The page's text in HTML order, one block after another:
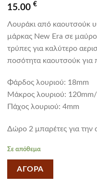
15.00 €
Λουράκι από καουτσούκ
μάρκας New Era σε
τρύπες για καλύτερο
ποσότητα καουτσούκ για
Φάρδος λουριού: 18mm
Mάκρος λουριού:
Πάχος λουριού: 4mm
Δώρο 2 μπαρέτες για την
Σε απόθεμα
ΑΓΟΡΑ